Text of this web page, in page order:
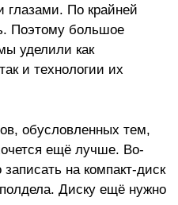
глазами. По крайней
Поэтому большое
уделили как
и технологии их
обусловленных тем,
ещё лучше. Во-
на компакт-диск
Диску ещё нужно